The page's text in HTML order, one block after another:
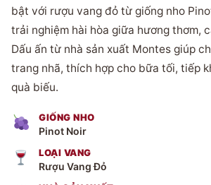
bật với rượu vang đỏ từ giống nho
trải nghiệm hài hòa giữa hương thơm,
Dấu ấn từ nhà sản xuất Montes giúp
trang nhã, thích hợp cho bữa tối, tiếp
quà biếu.
GIỐNG NHO
Pinot Noir
LOẠI VANG
Rượu Vang Đỏ